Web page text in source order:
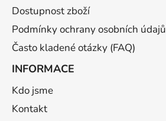
Dostupnost zboží
Podmínky ochrany osobních údajů
Často kladené otázky (FAQ)
INFORMACE
Kdo jsme
Kontakt